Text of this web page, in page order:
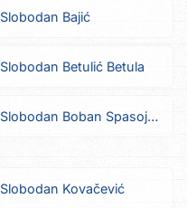
Slobodan Bajić
Slobodan Betulić Betula
Slobodan Boban Spasojević
Slobodan Kovačević